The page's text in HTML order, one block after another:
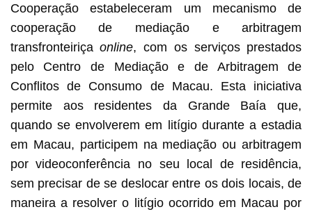
Cooperação estabeleceram um mecanismo de
cooperação de mediação e arbitragem
transfronteiriçaonline, com os serviços prestados
pelo Centro de Mediação e de Arbitragem de
Conflitos de Consumo de Macau. Esta iniciativa
permite aos residentes da Grande Baía que,
quando se envolverem em litígio durante a estadia
em Macau, participem na mediação ou arbitragem
por videoconferência no seu local de residência,
sem precisar de se deslocar entre os dois locais, de
maneira a resolver o litígio ocorrido em Macau por